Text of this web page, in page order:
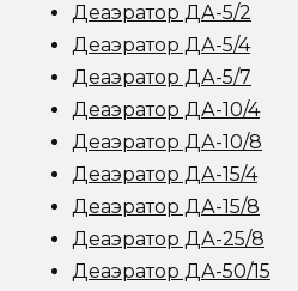
Деаэратор ДА-5/2
Деаэратор ДА-5/4
Деаэратор ДА-5/7
Деаэратор ДА-10/4
Деаэратор ДА-10/8
Деаэратор ДА-15/4
Деаэратор ДА-15/8
Деаэратор ДА-25/8
Деаэратор ДА-50/15